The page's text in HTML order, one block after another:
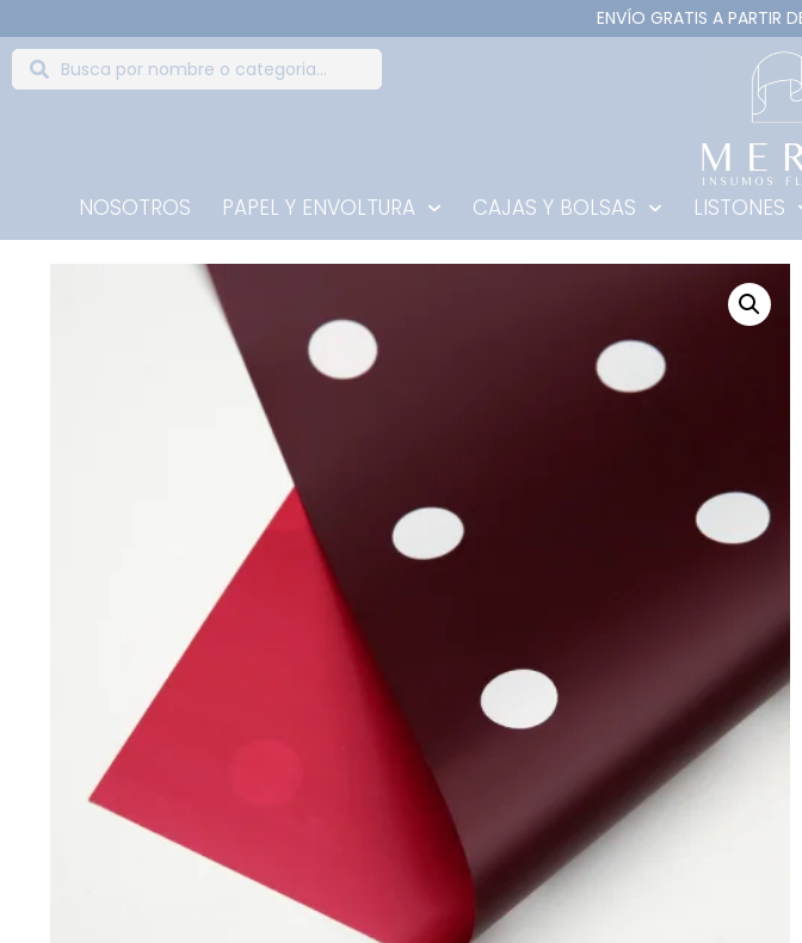
ENVÍO GRATIS A PARTIR
NOSOTROS PAPEL Y ENVOLTURA CAJAS Y BOLSAS LISTONES